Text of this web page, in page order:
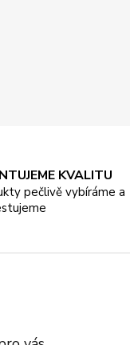
KVALITU
pečlivě vybíráme a